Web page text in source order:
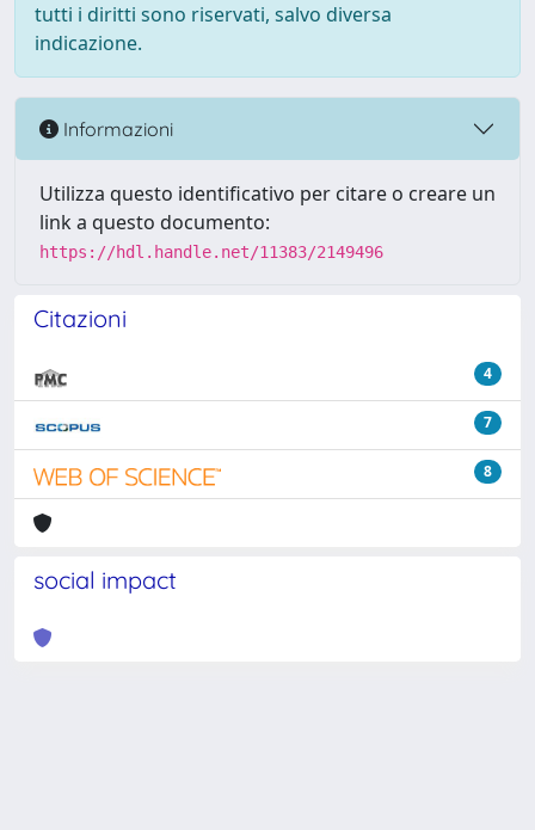
tutti i diritti sono riservati, salvo diversa
indicazione.
Informazioni
Utilizza questo identificativo per citare o creare un
link a questo documento:
https://hdl.handle.net/11383/2149496
Citazioni
4
7
8
social impact